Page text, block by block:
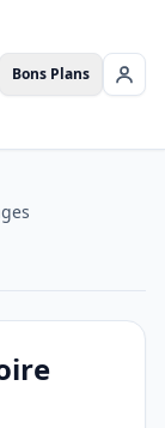
Bons Plans Se